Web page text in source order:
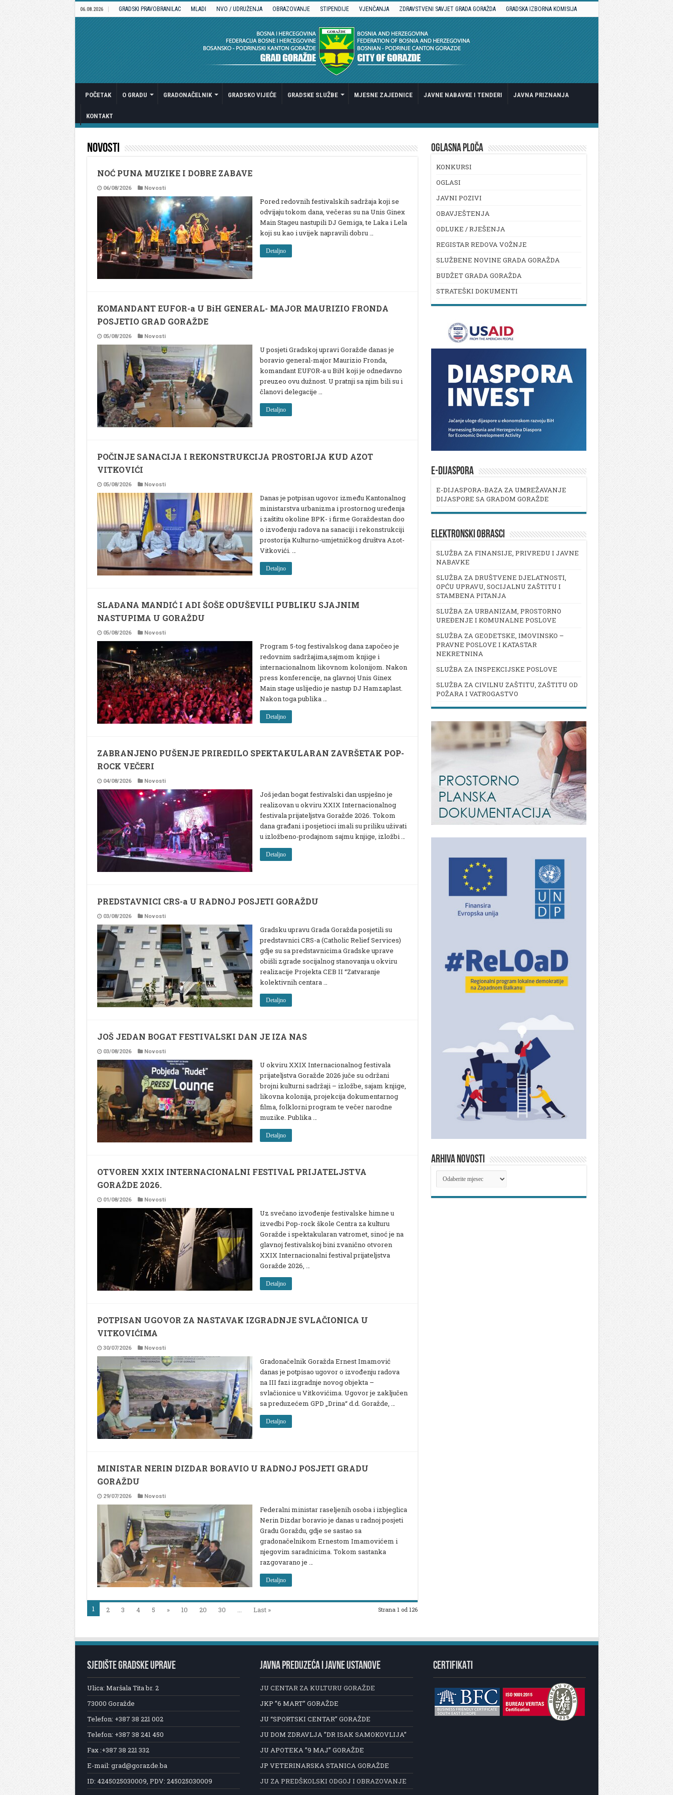
06.08.2026 GRADSKI PRAVOBRANILAC MLADI NVO / UDRUŽENJA OBRAZOVANJE STIPENDIJE VJENČANJA ZDRAVSTVENI SAVJET GRADA GORAŽDA GRADSKA IZBORNA KOMISIJA
POČETAK O GRADU GRADONAČELNIK GRADSKO VIJEĆE GRADSKE SLUŽBE MJESNE ZAJEDNICE JAVNE NABAVKE I TENDERI JAVNA PRIZNANJA
KONTAKT
Novosti
NOĆ PUNA MUZIKE I DOBRE ZABAVE
06/08/2026 Novosti
Pored redovnih festivalskih sadržaja koji se
odvijaju tokom dana, večeras su na Unis Ginex
Main Stageu nastupili DJ Gemiga, te Laka i Lela
koji su kao i uvijek napravili dobru …
Detaljno
KOMANDANT EUFOR-a U BiH GENERAL- MAJOR MAURIZIO FRONDA
POSJETIO GRAD GORAŽDE
05/08/2026 Novosti
U posjeti Gradskoj upravi Goražde danas je
boravio general-major Maurizio Fronda,
komandant EUFOR-a u BiH koji je odnedavno
preuzeo ovu dužnost. U pratnji sa njim bili su i
članovi delegacije …
Detaljno
POČINJE SANACIJA I REKONSTRUKCIJA PROSTORIJA KUD AZOT
VITKOVIĆI
05/08/2026 Novosti
Danas je potpisan ugovor između Kantonalnog
ministarstva urbanizma i prostornog uređenja
i zaštitu okoline BPK- i firme Goraždestan doo
o izvođenju radova na sanaciji i rekonstrukciji
prostorija Kulturno-umjetničkog društva Azot-
Vitkovići. …
Detaljno
SLAĐANA MANDIĆ I ADI ŠOŠE ODUŠEVILI PUBLIKU SJAJNIM
NASTUPIMA U GORAŽDU
05/08/2026 Novosti
Program 5-tog festivalskog dana započeo je
redovnim sadržajima,sajmom knjige i
internacionalnom likovnom kolonijom. Nakon
press konferencije, na glavnoj Unis Ginex
Main stage uslijedio je nastup DJ Hamzaplast.
Nakon toga publika …
Detaljno
ZABRANJENO PUŠENJE PRIREDILO SPEKTAKULARAN ZAVRŠETAK POP-
ROCK VEČERI
04/08/2026 Novosti
Još jedan bogat festivalski dan uspješno je
realizovan u okviru XXIX Internacionalnog
festivala prijateljstva Goražde 2026. Tokom
dana građani i posjetioci imali su priliku uživati
u izložbeno-prodajnom sajmu knjige, izložbi …
Detaljno
PREDSTAVNICI CRS-a U RADNOJ POSJETI GORAŽDU
03/08/2026 Novosti
Gradsku upravu Grada Goražda posjetili su
predstavnici CRS-a (Catholic Relief Services)
gdje su sa predstavnicima Gradske uprave
obišli zgrade socijalnog stanovanja u okviru
realizacije Projekta CEB II “Zatvaranje
kolektivnih centara …
Detaljno
JOŠ JEDAN BOGAT FESTIVALSKI DAN JE IZA NAS
03/08/2026 Novosti
U okviru XXIX Internacionalnog festivala
prijateljstva Goražde 2026 juče su održani
brojni kulturni sadržaji – izložbe, sajam knjige,
likovna kolonija, projekcija dokumentarnog
filma, folklorni program te večer narodne
muzike. Publika …
Detaljno
OTVOREN XXIX INTERNACIONALNI FESTIVAL PRIJATELJSTVA
GORAŽDE 2026.
01/08/2026 Novosti
Uz svečano izvođenje festivalske himne u
izvedbi Pop-rock škole Centra za kulturu
Goražde i spektakularan vatromet, sinoć je na
glavnoj festivalskoj bini zvanično otvoren
XXIX Internacionalni festival prijateljstva
Goražde 2026, …
Detaljno
POTPISAN UGOVOR ZA NASTAVAK IZGRADNJE SVLAČIONICA U
VITKOVIĆIMA
30/07/2026 Novosti
Gradonačelnik Goražda Ernest Imamović
danas je potpisao ugovor o izvođenju radova
na III fazi izgradnje novog objekta –
svlačionice u Vitkovićima. Ugovor je zaključen
sa preduzećem GPD „Drina“ d.d. Goražde, …
Detaljno
MINISTAR NERIN DIZDAR BORAVIO U RADNOJ POSJETI GRADU
GORAŽDU
29/07/2026 Novosti
Federalni ministar raseljenih osoba i izbjeglica
Nerin Dizdar boravio je danas u radnoj posjeti
Gradu Goraždu, gdje se sastao sa
gradonačelnikom Ernestom Imamovićem i
njegovim saradnicima. Tokom sastanka
razgovarano je …
Detaljno
Strana 1 od 126
1 2 3 4 5 » 10 20 30 ... Last »
OGLASNA PLOČA
KONKURSI
OGLASI
JAVNI POZIVI
OBAVJEŠTENJA
ODLUKE / RJEŠENJA
REGISTAR REDOVA VOŽNJE
SLUŽBENE NOVINE GRADA GORAŽDA
BUDŽET GRADA GORAŽDA
STRATEŠKI DOKUMENTI
E-DIJASPORA
E-DIJASPORA-BAZA ZA UMREŽAVANJE
DIJASPORE SA GRADOM GORAŽDE
ELEKTRONSKI OBRASCI
SLUŽBA ZA FINANSIJE, PRIVREDU I JAVNE
NABAVKE
SLUŽBA ZA DRUŠTVENE DJELATNOSTI,
OPĆU UPRAVU, SOCIJALNU ZAŠTITU I
STAMBENA PITANJA
SLUŽBA ZA URBANIZAM, PROSTORNO
UREĐENJE I KOMUNALNE POSLOVE
SLUŽBA ZA GEODETSKE, IMOVINSKO –
PRAVNE POSLOVE I KATASTAR
NEKRETNINA
SLUŽBA ZA INSPEKCIJSKE POSLOVE
SLUŽBA ZA CIVILNU ZAŠTITU, ZAŠTITU OD
POŽARA I VATROGASTVO
ARHIVA NOVOSTI
ARHIVA
NOVOSTI
SJEDIŠTE GRADSKE UPRAVE
Ulica: Maršala Tita br. 2
73000 Goražde
Telefon: +387 38 221 002
Telefon: +387 38 241 450
Fax :+387 38 221 332
E-mail: grad@gorazde.ba
ID: 4245025030009, PDV: 245025030009
JAVNA PREDUZEĆA I JAVNE USTANOVE
JU CENTAR ZA KULTURU GORAŽDE
JKP ”6 MART” GORAŽDE
JU “SPORTSKI CENTAR” GORAŽDE
JU DOM ZDRAVLJA ”DR ISAK SAMOKOVLIJA”
JU APOTEKA ”9 MAJ” GORAŽDE
JP VETERINARSKA STANICA GORAŽDE
JU ZA PREDŠKOLSKI ODGOJ I OBRAZOVANJE
CERTIFIKATI